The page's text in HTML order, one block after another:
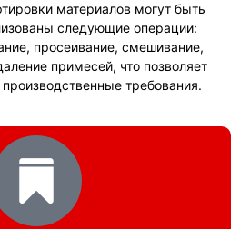
материалов могут быть
следующие операции:
просеивание, смешивание,
примесей, что позволяет
требования.